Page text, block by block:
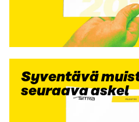
Syventävä
seuraava askel